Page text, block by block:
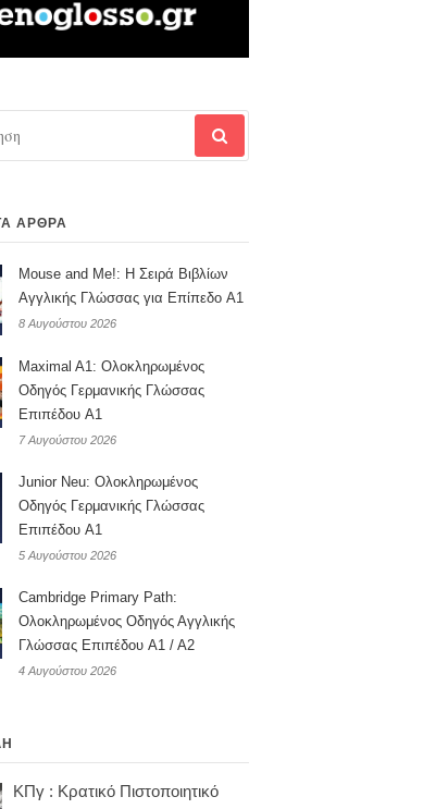
ΆΡΘΡΑ
Mouse and Me!: Η Σειρά Βιβλίων
Αγγλικής Γλώσσας για Επίπεδο A1
8 Αυγούστου 2026
Maximal A1: Ολοκληρωμένος
Οδηγός Γερμανικής Γλώσσας
Επιπέδου A1
7 Αυγούστου 2026
Junior Neu: Ολοκληρωμένος
Οδηγός Γερμανικής Γλώσσας
Επιπέδου A1
5 Αυγούστου 2026
Cambridge Primary Path:
Ολοκληρωμένος Οδηγός Αγγλικής
Γλώσσας Επιπέδου A1 / A2
4 Αυγούστου 2026
ΚΠγ : Κρατικό Πιστοποιητικό